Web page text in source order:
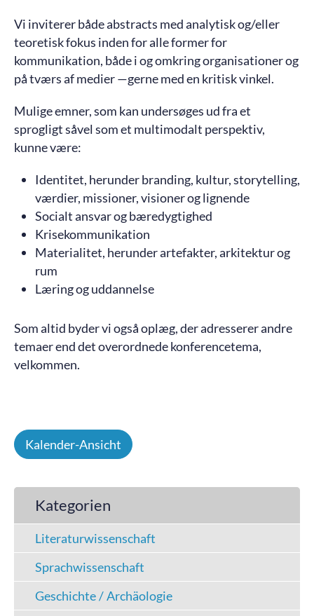
Vi inviterer både abstracts med analytisk og/eller
teoretisk fokus inden for alle former for
kommunikation, både i og omkring organisationer og
på tværs af medier —gerne med en kritisk vinkel.
Mulige emner, som kan undersøges ud fra et
sprogligt såvel som et multimodalt perspektiv,
kunne være:
Identitet, herunder branding, kultur, storytelling,
værdier, missioner, visioner og lignende
Socialt ansvar og bæredygtighed
Krisekommunikation
Materialitet, herunder artefakter, arkitektur og
rum
Læring og uddannelse
Som altid byder vi også oplæg, der adresserer andre
temaer end det overordnede konferencetema,
velkommen.
Kalender-Ansicht
Kategorien
Literaturwissenschaft
Sprachwissenschaft
Geschichte / Archäologie